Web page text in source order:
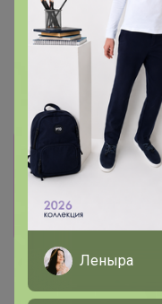
лишь
Леныра